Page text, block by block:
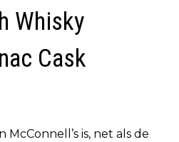
Whisky
Cask
is, net als de